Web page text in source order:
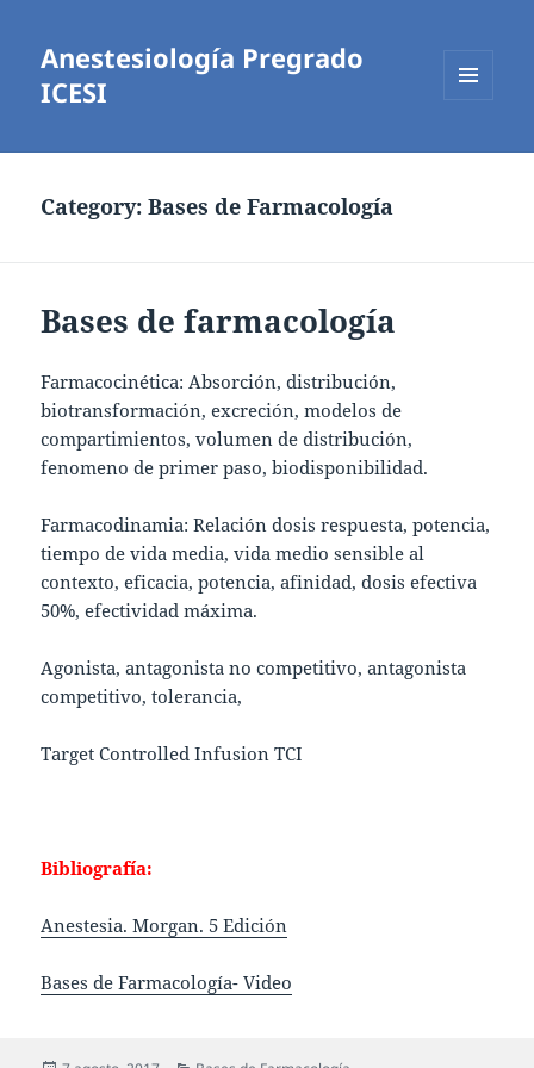
Anestesiología Pregrado
ICESI
WIDGETS
Category:Bases de Farmacología
Bases de farmacología
Farmacocinética: Absorción, distribución,
biotransformación, excreción, modelos de
compartimientos, volumen de distribución,
fenomeno de primer paso, biodisponibilidad.
Farmacodinamia: Relación dosis respuesta, potencia,
tiempo de vida media, vida medio sensible al
contexto, eficacia, potencia, afinidad, dosis efectiva
50%, efectividad máxima.
Agonista, antagonista no competitivo, antagonista
competitivo, tolerancia,
Target Controlled Infusion TCI
Bibliografía:
Anestesia. Morgan. 5 Edición
Bases de Farmacología- Video